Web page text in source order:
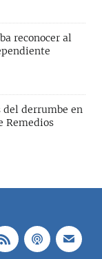
reconocer al
derrumbe en
Remedios